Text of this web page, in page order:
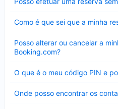
fechado
Como é que sei que a minha
fechado
Posso alterar ou cancelar a
Booking.com?
fechado
O que é o meu código PIN e
fechado
Onde posso encontrar os
fechado